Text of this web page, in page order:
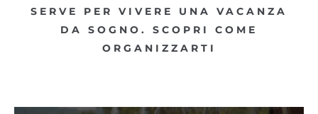
SERVE PER VIVERE UNA VACANZA
DA SOGNO. SCOPRI COME
ORGANIZZARTI